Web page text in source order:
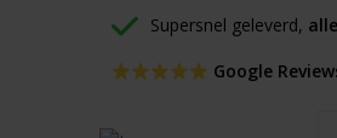
Supersnel geleverd,
Google